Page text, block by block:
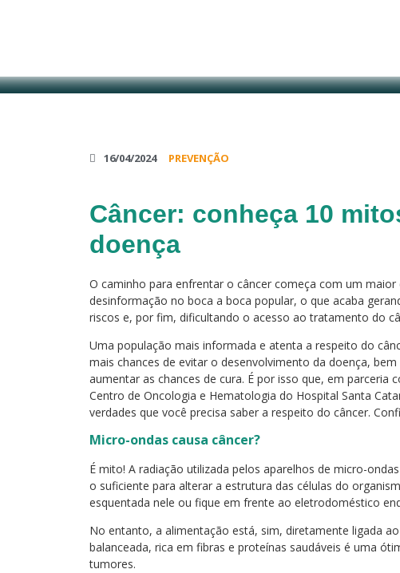
16/04/2024 PREVENÇÃO
Câncer: conheça 10
doença
O caminho para enfrentar o câncer começa com um
desinformação no boca a boca popular, o que acaba
riscos e, por fim, dificultando o acesso ao tratamento do
Uma população mais informada e atenta a respeito do
mais chances de evitar o desenvolvimento da doença,
aumentar as chances de cura. É por isso que, em parceria
Centro de Oncologia e Hematologia do Hospital Santa
verdades que você precisa saber a respeito do câncer.
Micro-ondas causa câncer?
É mito! A radiação utilizada pelos aparelhos de micro-
o suficiente para alterar a estrutura das células do
esquentada nele ou fique em frente ao eletrodoméstico
No entanto, a alimentação está, sim, diretamente ligada
balanceada, rica em fibras e proteínas saudáveis é uma
tumores.